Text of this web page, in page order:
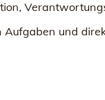
Aufgaben und